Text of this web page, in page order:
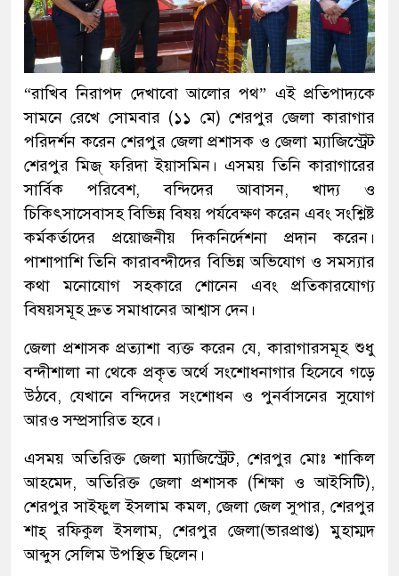
“রাখিব নিরাপদ দেখাবো আলোর পথ” এই প্রতিপাদ্যকে
সামনে রেখে সোমবার (১১ মে) শেরপুর জেলা কারাগার
পরিদর্শন করেন শেরপুর জেলা প্রশাসক ও জেলা ম্যাজিস্ট্রেট
শেরপুর মিজ্‌ ফরিদা ইয়াসমিন। এসময় তিনি কারাগারের
সার্বিক পরিবেশ, বন্দিদের আবাসন, খাদ্য ও
চিকিৎসাসেবাসহ বিভিন্ন বিষয় পর্যবেক্ষণ করেন এবং সংশ্লিষ্ট
কর্মকর্তাদের প্রয়োজনীয় দিকনির্দেশনা প্রদান করেন।
পাশাপাশি তিনি কারাবন্দীদের বিভিন্ন অভিযোগ ও সমস্যার
কথা মনোযোগ সহকারে শোনেন এবং প্রতিকারযোগ্য
বিষয়সমূহ দ্রুত সমাধানের আশ্বাস দেন।
জেলা প্রশাসক প্রত্যাশা ব্যক্ত করেন যে, কারাগারসমূহ শুধু
বন্দীশালা না থেকে প্রকৃত অর্থে সংশোধনাগার হিসেবে গড়ে
উঠবে, যেখানে বন্দিদের সংশোধন ও পুনর্বাসনের সুযোগ
আরও সম্প্রসারিত হবে।
এসময় অতিরিক্ত জেলা ম্যাজিস্ট্রেট, শেরপুর মোঃ শাকিল
আহমেদ, অতিরিক্ত জেলা প্রশাসক (শিক্ষা ও আইসিটি),
শেরপুর সাইফুল ইসলাম কমল, জেলা জেল সুপার, শেরপুর
শাহ্ রফিকুল ইসলাম, শেরপুর জেলা(ভারপ্রাপ্ত) মুহাম্মদ
আব্দুস সেলিম উপস্থিত ছিলেন।